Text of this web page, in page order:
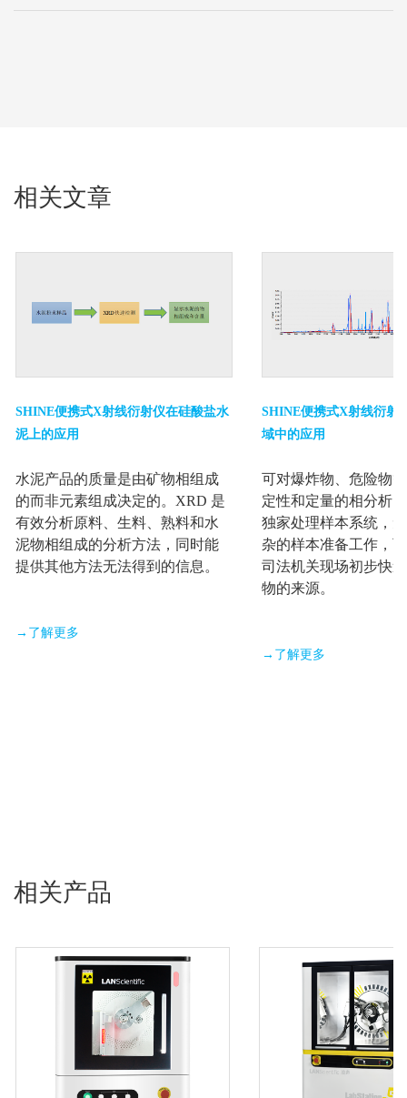
相关文章
SHINE便携式X射线衍射仪在硅酸盐水
泥上的应用
水泥产品的质量是由矿物相组成
的而非元素组成决定的。XRD 是
有效分析原料、生料、熟料和水
泥物相组成的分析方法，同时能
提供其他方法无法得到的信息。
→了解更多
SHINE便携式X射线衍射
域中的应用
可对爆炸物、危险物
定性和定量的相分析
独家处理样本系统，
杂的样本准备工作，
司法机关现场初步快
物的来源。
→了解更多
相关产品